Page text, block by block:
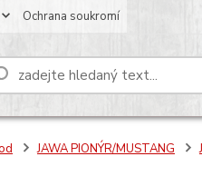
Ochrana soukromí
JAWA PIONÝR/MUSTANG